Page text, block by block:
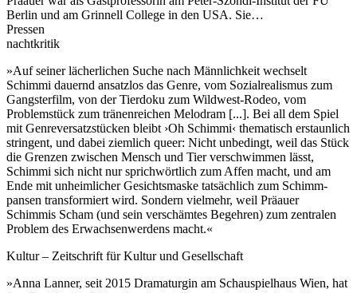
Berlin und am Grinnell College in den USA. Sie…
Pressen
nachtkritik
»Auf seiner lächerlichen Suche nach Männlichkeit wechselt
Schimmi dauernd ansatzlos das Genre, vom Sozialrealismus zum
Gangsterfilm, von der Tierdoku zum Wildwest-Rodeo, vom
Problemstück zum tränenreichen Melodram [...]. Bei all dem Spiel
mit Genreversatzstücken bleibt ›Oh Schimmi‹ thematisch erstaunlich
stringent, und dabei ziemlich queer: Nicht unbedingt, weil das Stück
die Grenzen zwischen Mensch und Tier verschwimmen lässt,
Schimmi sich nicht nur sprichwörtlich zum Affen macht, und am
Ende mit unheimlicher Gesichtsmaske tatsächlich zum Schimm-
pansen transformiert wird. Sondern vielmehr, weil Präauer
Schimmis Scham (und sein verschämtes Begehren) zum zentralen
Problem des Erwachsenwerdens macht.«
Kultur – Zeitschrift für Kultur und Gesellschaft
»Anna Lanner, seit 2015 Dramaturgin am Schauspielhaus Wien, hat